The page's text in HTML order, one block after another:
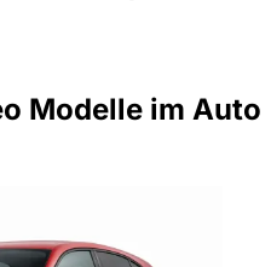
Modelle im Auto